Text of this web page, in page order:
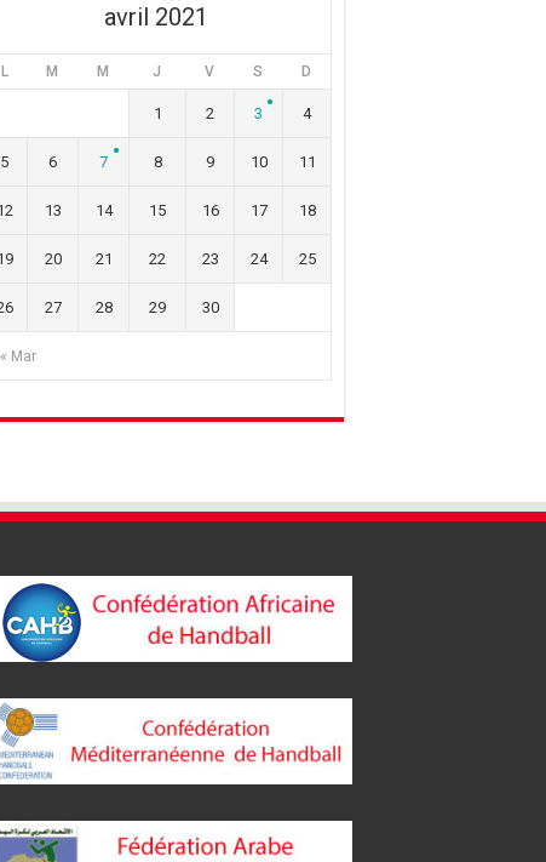
avril 2021
L M M J V S D
« Mar
1 2 3 4
5 6 7 8 9 10 11
13 14 15 16 17 18
20 21 22 23 24 25
27 28 29 30